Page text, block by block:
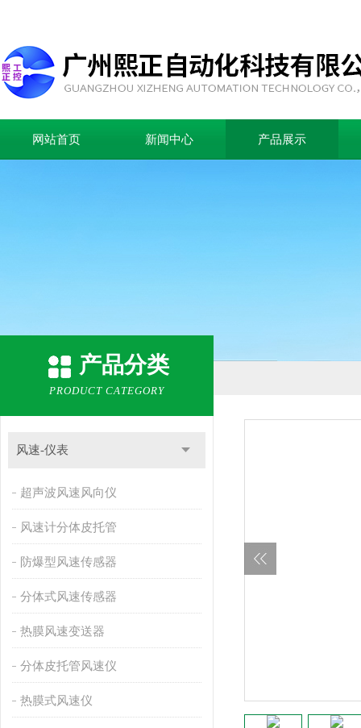
网站首页 新闻中心 产品展示
产品分类
PRODUCT CATEGORY
风速-仪表
超声波风速风向仪
风速计分体皮托管
防爆型风速传感器
分体式风速传感器
热膜风速变送器
分体皮托管风速仪
热膜式风速仪